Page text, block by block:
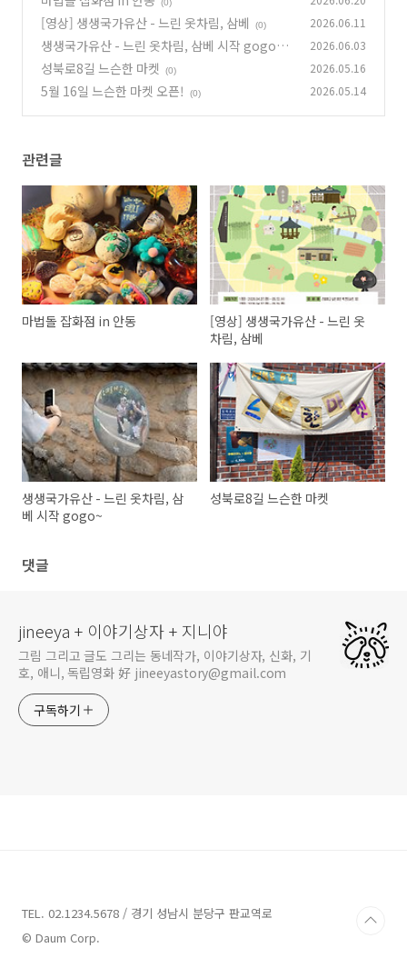
(0)
[영상] 생생국가유산 - 느린 옷차림, 삼베 (0) 2026.06.11
생생국가유산 - 느린 옷차림, 삼베 시작 gogo~
(0)
2026.06.03
성북로8길 느슨한 마켓 (0) 2026.05.16
5월 16일 느슨한 마켓 오픈! (0) 2026.05.14
관련글
마법돌 잡화점 in 안동
[영상] 생생국가유산 - 느린 옷
차림, 삼베
생생국가유산 - 느린 옷차림, 삼
베 시작 gogo~
성북로8길 느슨한 마켓
댓글
jineeya + 이야기상자 + 지니야
그림 그리고 글도 그리는 동네작가, 이야기상자, 신화, 기
호, 애니, 독립영화 好 jineeyastory@gmail.com
구독하기
TEL. 02.1234.5678 / 경기 성남시 분당구 판교역로
© Daum Corp.